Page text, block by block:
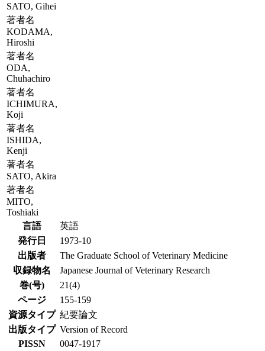
SATO, Gihei
著者名
KODAMA,
Hiroshi
著者名
ODA,
Chuhachiro
著者名
ICHIMURA,
Koji
著者名
ISHIDA,
Kenji
著者名
SATO, Akira
著者名
MITO,
Toshiaki
言語
英語
発行日
1973-10
出版者
The Graduate School of Veterinary Medicine
収録物名
Japanese Journal of Veterinary Research
巻(号)
21(4)
ページ
155-159
資源タイプ 紀要論文
出版タイプ Version of Record
PISSN
0047-1917